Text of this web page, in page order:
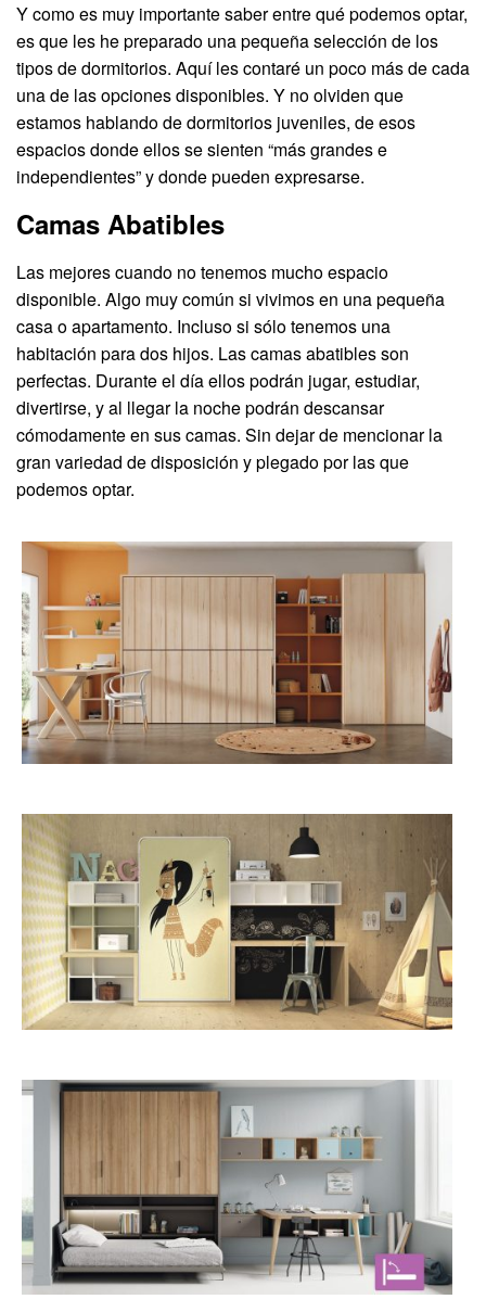
Y como es muy importante saber entre qué podemos optar,
es que les he preparado una pequeña selección de los
tipos de dormitorios. Aquí les contaré un poco más de cada
una de las opciones disponibles. Y no olviden que
estamos hablando de dormitorios juveniles, de esos
espacios donde ellos se sienten “más grandes e
independientes” y donde pueden expresarse.
Camas Abatibles
Las mejores cuando no tenemos mucho espacio
disponible. Algo muy común si vivimos en una pequeña
casa o apartamento. Incluso si sólo tenemos una
habitación para dos hijos. Las camas abatibles son
perfectas. Durante el día ellos podrán jugar, estudiar,
divertirse, y al llegar la noche podrán descansar
cómodamente en sus camas. Sin dejar de mencionar la
gran variedad de disposición y plegado por las que
podemos optar.